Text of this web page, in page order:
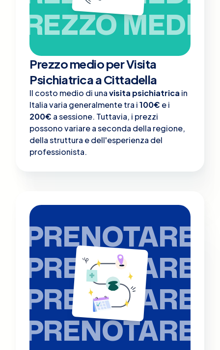
PREZZO MEDIO
Prezzo medio per Visita
Psichiatrica a Cittadella
Il costo medio di unavisita psichiatrica in
Italia varia generalmente tra i100€ e i
200€ a sessione. Tuttavia, i prezzi
possono variare a seconda della regione,
della struttura e dell'esperienza del
professionista.
PRENOTARE
PRENOTARE
PRENOTARE
PRENOTARE